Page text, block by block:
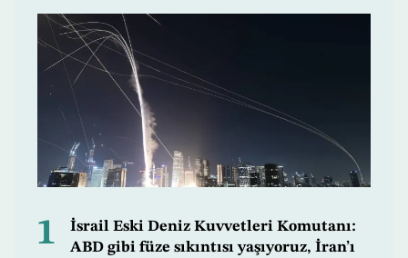
1
İsrail Eski Deniz Kuvvetleri Komutanı:
ABD gibi füze sıkıntısı yaşıyoruz, İran’ı